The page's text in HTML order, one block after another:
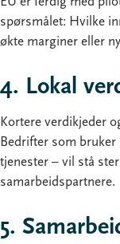
spørsmålet: Hvilke
økte marginer eller
4. Lokal
Kortere verdikjeder
Bedrifter som
tjenester – vil stå
samarbeidspartnere.
5.